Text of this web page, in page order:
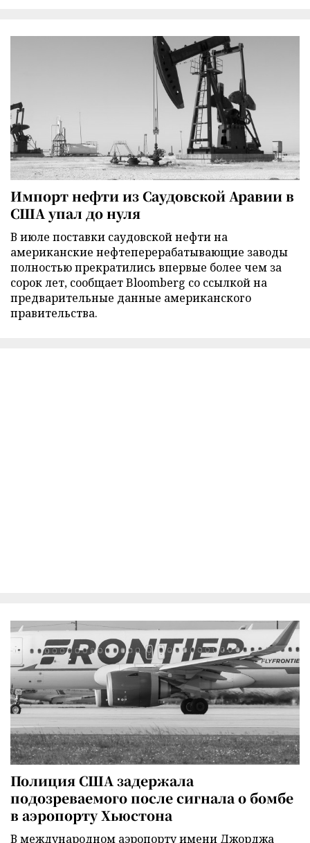
Импорт нефти из Саудовской Аравии в
США упал до нуля
В июле поставки саудовской нефти на
американские нефтеперерабатывающие заводы
полностью прекратились впервые более чем за
сорок лет, сообщает Bloomberg со ссылкой на
предварительные данные американского
правительства.
Полиция США задержала
подозреваемого после сигнала о бомбе
в аэропорту Хьюстона
В международном аэропорту имени Джорджа